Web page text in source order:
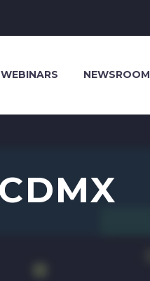
WEBINARS NEWSROOM